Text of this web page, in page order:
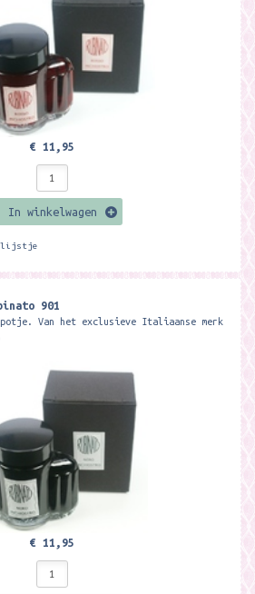
€ 11,95
In winkelwagen
901
Van het exclusieve Italiaanse merk
€ 11,95